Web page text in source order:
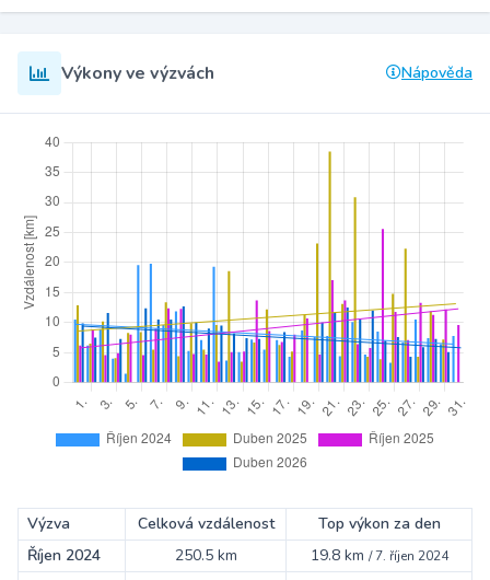
Výkony ve výzvách Nápověda
Výzva Celková vzdálenost
Top výkon za den
Říjen 2024
250.5 km 19.8 km /7. říjen 2024